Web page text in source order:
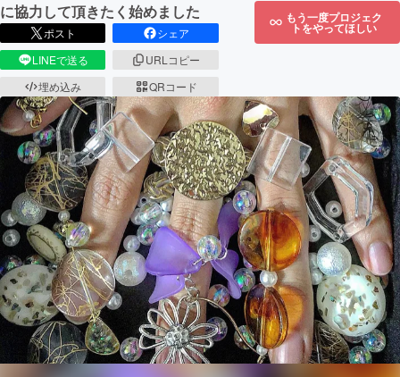
に協力して頂きたく始めました
ポスト
シェア
LINEで送る
URLコピー
埋め込み
QRコード
もう一度プロジェク
トをやってほしい